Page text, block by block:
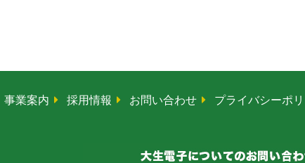
事業案内 採用情報 お問い合わせ プライバシーポ